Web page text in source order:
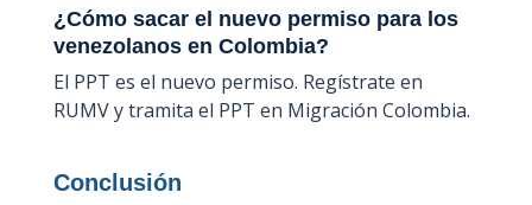
¿Cómo sacar el nuevo permiso para los
venezolanos en Colombia?
El PPT es el nuevo permiso. Regístrate en
RUMV y tramita el PPT en Migración Colombia.
Conclusión